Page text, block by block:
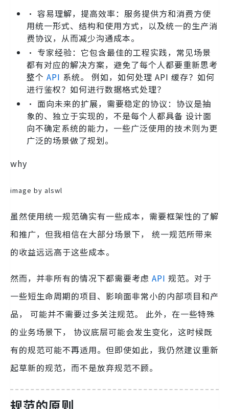
• 容易理解，提高效率：服务提供方和消费方使
用统一形式、结构和使用方式，以及统一的生产消
费协议，从而减少沟通成本。
• 专家经验：它包含最佳的工程实践，常见场景
都有对应的解决方案，避免了每个人都要重新思考
整个 API 系统。 例如，如何处理 API 缓存？如何
进行鉴权？如何进行数据格式处理？
• 面向未来的扩展，需要稳定的协议：协议是抽
象的、独立于实现的，不是每个人都具备 设计面
向不确定系统的能力，一些广泛使用的技术则为更
广泛的场景做了规划。
why
image by alswl
虽然使用统一规范确实有一些成本，需要框架性的了解
和推广，但我相信在大部分场景下， 统一规范所带来
的收益远远高于这些成本。
然而，并非所有的情况下都需要考虑 API 规范。对于
一些短生命周期的项目、影响面非常小的内部项目和产
品， 可能并不需要过多关注规范。 此外，在一些特殊
的业务场景下， 协议底层可能会发生变化，这时候既
有的规范可能不再适用。但即使如此，我仍然建议重新
起草新的规范，而不是放弃规范不顾。
规范的原则